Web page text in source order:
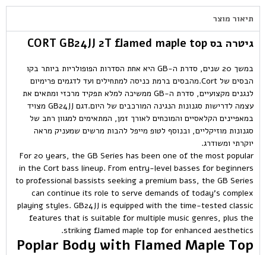
תיאור מוצר
גיטרה בס CORT GB24JJ 2T flamed maple top
במשך 20 שנים, סדרת ה-GB היא אחת הסדרות הפופולריות ביותר בקו
הבסים של Cort.
מהבסים ברמת כניסה למתחילים ועד לדגמים פרימיום
לנגנים מקצועיים, סדרת ה-GB ממשיכה למלא תפקיד מרכזי ומתאים את
עצמה לדרישות סגנונות הנגינה המורכבים של היום.דגם GB24JJ מצויד
במאפיינים הקלאסיים והמוכחים לאורך זמן, המתאימים למגוון רחב של
סגנונות מוזיקליים, ובנוסף לטופ מייפל להבות מרשים שמעניק מראה
יוקרתי ומשודרג.
For 20 years, the GB Series has been one of the most popular
in the Cort bass lineup. From entry-level basses for beginners
to professional bassists seeking a premium bass, the GB Series
can continue its role to serve demands of today’s complex
playing styles. GB24JJ is equipped with the time-tested classic
features that is suitable for multiple music genres, plus the
striking flamed maple top for enhanced aesthetics.
Poplar Body with Flamed Maple Top